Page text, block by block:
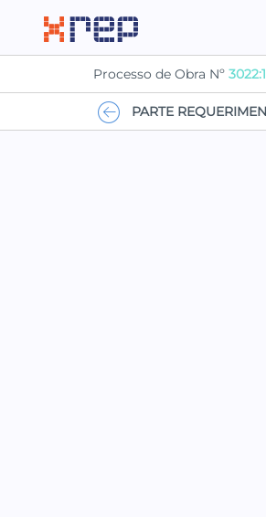
Processo de Obra Nº
PARTE